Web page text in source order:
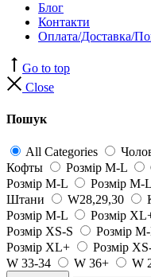
Блог
Контакти
Оплата/Доставка/
Go to top
Close
Пошук
All Categories
Кофты
Розмір M-L
Розмір M-L
Розмір M-L
Штани
W28,29,30
Розмір M-L
Розмір
Розмір XS-S
Розмір
Розмір XL+
Розмір
W 33-34
W 36+ W